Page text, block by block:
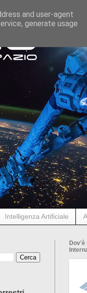
Intelligenza Artificiale
Dov'è
and user-agent
generate usage